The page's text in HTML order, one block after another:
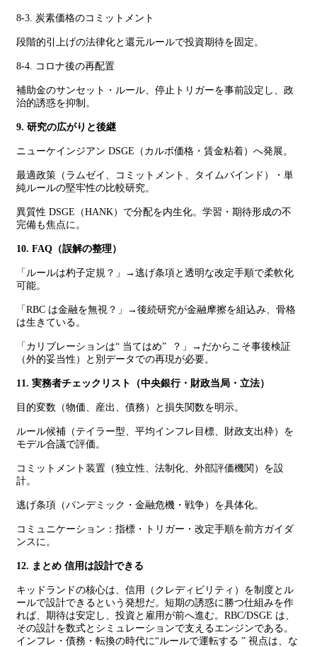
8-3. 炭素価格のコミットメント
段階的引上げの法律化と還元ルールで投資期待を固定。
8-4. コロナ後の再配置
補助金のサンセット・ルール、停止トリガーを事前設定し、政
治的誘惑を抑制。
9. 研究の広がりと後継
ニューケインジアン DSGE（カルボ価格・賃金粘着）へ発展。
最適政策（ラムゼイ、コミットメント、タイムバインド）・単
純ルールの堅牢性の比較研究。
異質性 DSGE（HANK）で分配を内生化。学習・期待形成の不
完備も焦点に。
10. FAQ（誤解の整理）
「ルールは杓子定規？」→逃げ条項と透明な改定手順で柔軟化
可能。
「RBC は金融を無視？」→後続研究が金融摩擦を組込み、骨格
は生きている。
「カリブレーションは“ 当てはめ” ？」→だからこそ事後検証
（外的妥当性）と別データでの再現が必要。
11. 実務者チェックリスト（中央銀行・財政当局・立法）
目的変数（物価、産出、債務）と損失関数を明示。
ルール候補（テイラー型、平均インフレ目標、財政支出枠）を
モデル合議で評価。
コミットメント装置（独立性、法制化、外部評価機関）を設
計。
逃げ条項（パンデミック・金融危機・戦争）を具体化。
コミュニケーション：指標・トリガー・改定手順を前方ガイダ
ンスに。
12. まとめ 信用は設計できる
キッドランドの核心は、信用（クレディビリティ）を制度とル
ールで設計できるという発想だ。短期の誘惑に勝つ仕組みを作
れば、期待は安定し、投資と雇用が前へ進む。RBC/DSGE は、
その設計を数式とシミュレーションで支えるエンジンである。
インフレ・債務・転換の時代に“ルールで運転する ” 視点は、な